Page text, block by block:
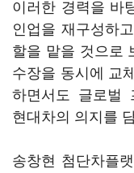
이러한 경력을 바
인업을 재구성하
할을 맡을 것으로
수장을 동시에 교
하면서도 글로벌
현대차의 의지를
송창현 첨단차플